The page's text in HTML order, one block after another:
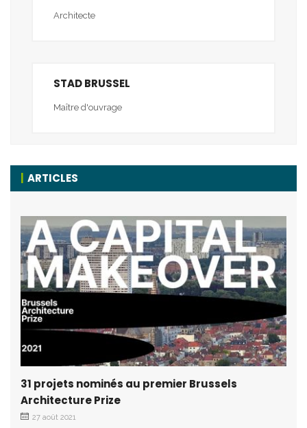
Architecte
STAD BRUSSEL
Maître d'ouvrage
ARTICLES
31 projets nominés au premier Brussels
Architecture Prize
27 août 2021